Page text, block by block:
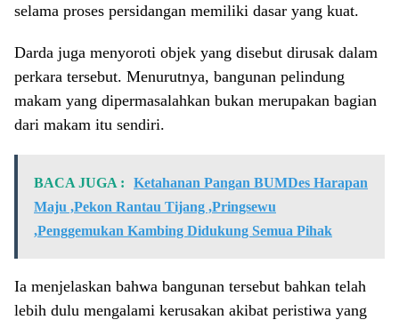
selama proses persidangan memiliki dasar yang kuat.
Darda juga menyoroti objek yang disebut dirusak dalam
perkara tersebut. Menurutnya, bangunan pelindung
makam yang dipermasalahkan bukan merupakan bagian
dari makam itu sendiri.
BACA JUGA :
Ketahanan Pangan BUMDes Harapan
Maju ,Pekon Rantau Tijang ,Pringsewu
,Penggemukan Kambing Didukung Semua Pihak
Ia menjelaskan bahwa bangunan tersebut bahkan telah
lebih dulu mengalami kerusakan akibat peristiwa yang